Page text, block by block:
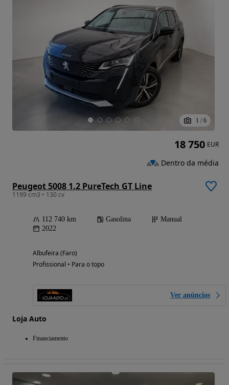
1 / 6
Peugeot 5008 1.2 PureTech GT Line
1199 cm3 • 130 cv
112 740 km Gasolina
Manual
2022
Albufeira (Faro)
Profissional • Para o topo
Ver anúncios
Loja Auto
Financiamento
18 750 EUR
Dentro da média